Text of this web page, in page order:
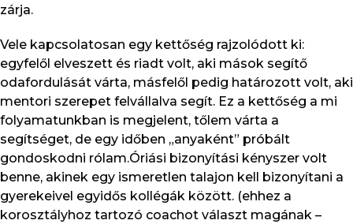
zárja.
Vele kapcsolatosan egy kettőség rajzolódott ki:
egyfelől elveszett és riadt volt, aki mások segítő
odafordulását várta, másfelől pedig határozott volt, aki
mentori szerepet felvállalva segít. Ez a kettőség a mi
folyamatunkban is megjelent, tőlem várta a
segítséget, de egy időben „anyaként” próbált
gondoskodni rólam.Óriási bizonyítási kényszer volt
benne, akinek egy ismeretlen talajon kell bizonyítani a
gyerekeivel egyidős kollégák között. (ehhez a
korosztályhoz tartozó coachot választ magának –